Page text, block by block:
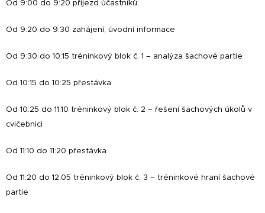
Od 9:00 do 9:20 příjezd účastníků
Od 9:20 do 9:30 zahájení, úvodní informace
Od 9:30 do 10:15 tréninkový blok č. 1 – analýza šachové partie
Od 10:15 do 10:25 přestávka
Od 10:25 do 11:10 tréninkový blok č. 2 – řešení šachových úkolů v
cvičebnici
Od 11:10 do 11:20 přestávka
Od 11:20 do 12:05 tréninkový blok č. 3 – tréninkové hraní šachové
partie